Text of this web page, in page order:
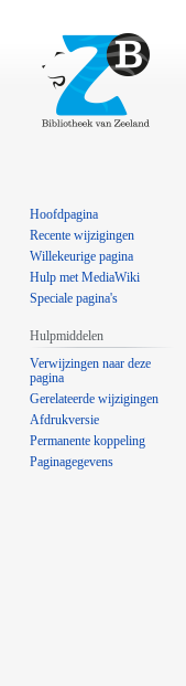
Hoofdpagina
Recente wijzigingen
Willekeurige pagina
Hulp met MediaWiki
Speciale pagina's
Hulpmiddelen
Verwijzingen naar deze
pagina
Gerelateerde wijzigingen
Afdrukversie
Permanente koppeling
Paginagegevens